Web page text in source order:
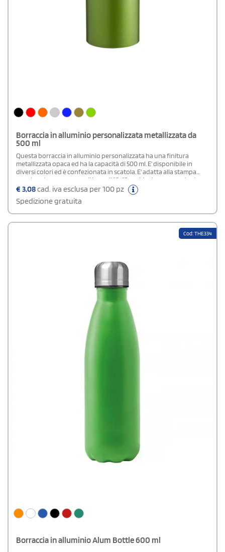
Borraccia in alluminio personalizzata metallizzata da
500 ml
Questa borraccia in alluminio personalizzata ha una finitura
metallizzata opaca ed ha la capacità di 500 ml. E' disponibile in
diversi colori ed è confezionata in scatola. E' adatta alla stampa
avvolgente con area per il logo di 18x12 cm. Ideale come gadget
promozionali per lo sport e il tempo libero.
€3,08cad. iva esclusa per 100 pz
Spedizione gratuita
Cod: THE334
Borraccia in alluminio Alum Bottle 600 ml